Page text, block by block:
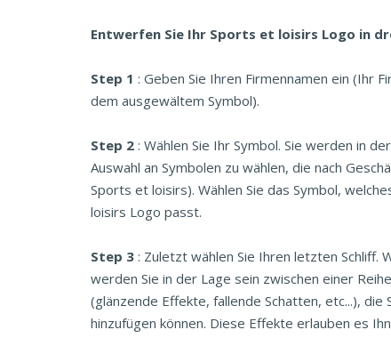
Entwerfen Sie Ihr Sports et loisirs Logo in
Step 1 : Geben Sie Ihren Firmennamen ein (Ihr
dem ausgewältem Symbol).
Step 2 : Wählen Sie Ihr Symbol. Sie werden in
Auswahl an Symbolen zu wählen, die nach
Sports et loisirs). Wählen Sie das Symbol,
loisirs Logo passt.
Step 3 : Zuletzt wählen Sie Ihren letzten Schliff.
werden Sie in der Lage sein zwischen einer
(glänzende Effekte, fallende Schatten, etc...), die
hinzufügen können. Diese Effekte erlauben es